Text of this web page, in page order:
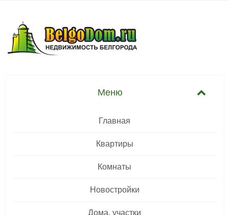
Главная
Квартиры
Комнаты
Новостройки
Дома, участки